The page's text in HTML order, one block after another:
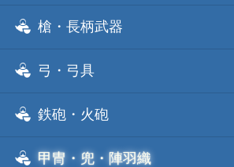
槍・長柄武器
弓・弓具
鉄砲・火砲
甲冑・兜・陣羽織
信長の野望ニュース